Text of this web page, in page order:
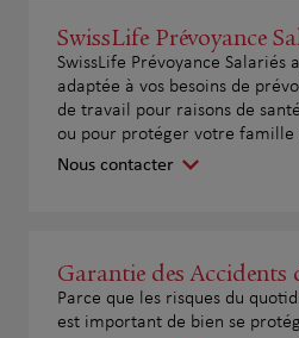
SwissLife Prévoyance
SwissLife Prévoyance Salariés
adaptée à vos besoins de
de travail pour raisons de
ou pour protéger votre famille
Nous contacter
Garantie des Accidents
Parce que les risques du
est important de bien se